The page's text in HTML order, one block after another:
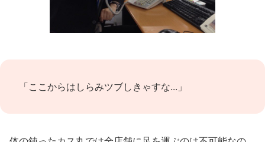
「ここからはしらみツブしきゃすな...」